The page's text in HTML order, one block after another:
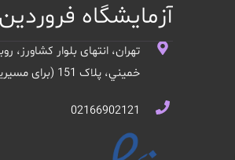
آزمایشگاه
تهران، انتهای بلوار کشاورز،
خميني، پلاک 151 (برای مسیریابی ضربه بزنید)
02166902121